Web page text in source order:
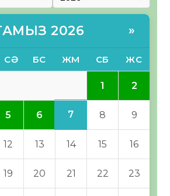
2026 »
СӘ БС ЖМ СБ ЖС
1 2
5 6 7 8 9
12 13 14 15 16
19 20 21 22 23